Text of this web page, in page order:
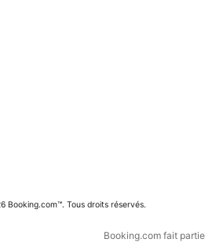
Booking.com™. Tous droits réservés.
Booking.com fait